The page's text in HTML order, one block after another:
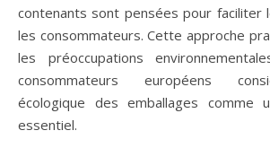
contenants sont pensées pour faciliter
les consommateurs. Cette approche
les préoccupations
consommateurs européens
écologique des emballages comme
essentiel.